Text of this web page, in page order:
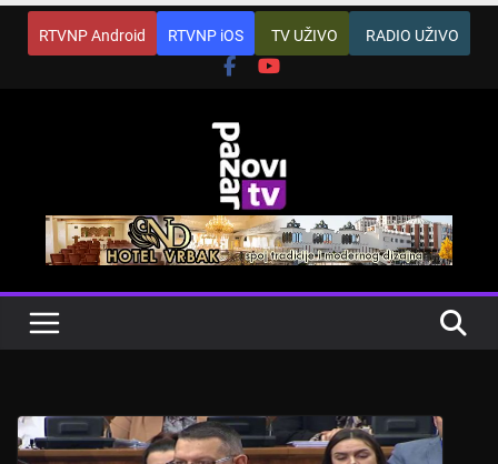
Skip
RTVNP Android RTVNP iOS TV UŽIVO RADIO UŽIVO